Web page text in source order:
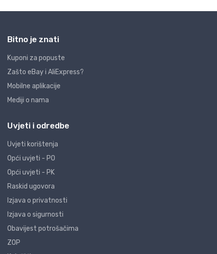
Bitno je znati
Kuponi za popuste
Zašto eBay i AliExpress?
Mobilne aplikacije
Mediji o nama
Uvjeti i odredbe
Uvjeti korištenja
Opći uvjeti - PO
Opći uvjeti - PK
Raskid ugovora
Izjava o privatnosti
Izjava o sigurnosti
Obavijest potrošačima
ZOP